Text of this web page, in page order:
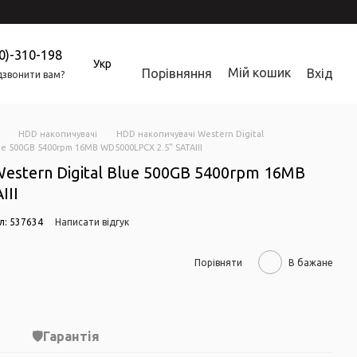
310-198
вам?
Укр
Порівняння Мій кошик Вхід
HDD накопичувачі
HDD накопичувачі Western Digital
5400rpm 16MB WD5000LPCX 2.5" SATAIII
Digital Blue 500GB 5400rpm 16MB
537634 Написати відгук
Порівняти В бажане
Гарантія